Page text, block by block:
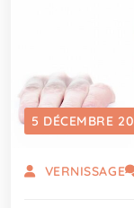
5 DÉCEMBRE
VERNISSAGE